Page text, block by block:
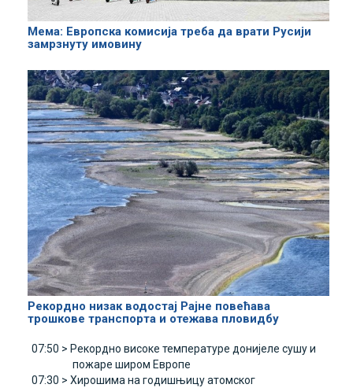
Мема: Европска комисија треба да врати Русији
замрзнуту имовину
Рекордно низак водостај Рајне повећава
трошкове транспорта и отежава пловидбу
07:50 > Рекордно високе температуре донијеле сушу и
пожаре широм Европе
07:30 > Хирошима на годишњицу атомског